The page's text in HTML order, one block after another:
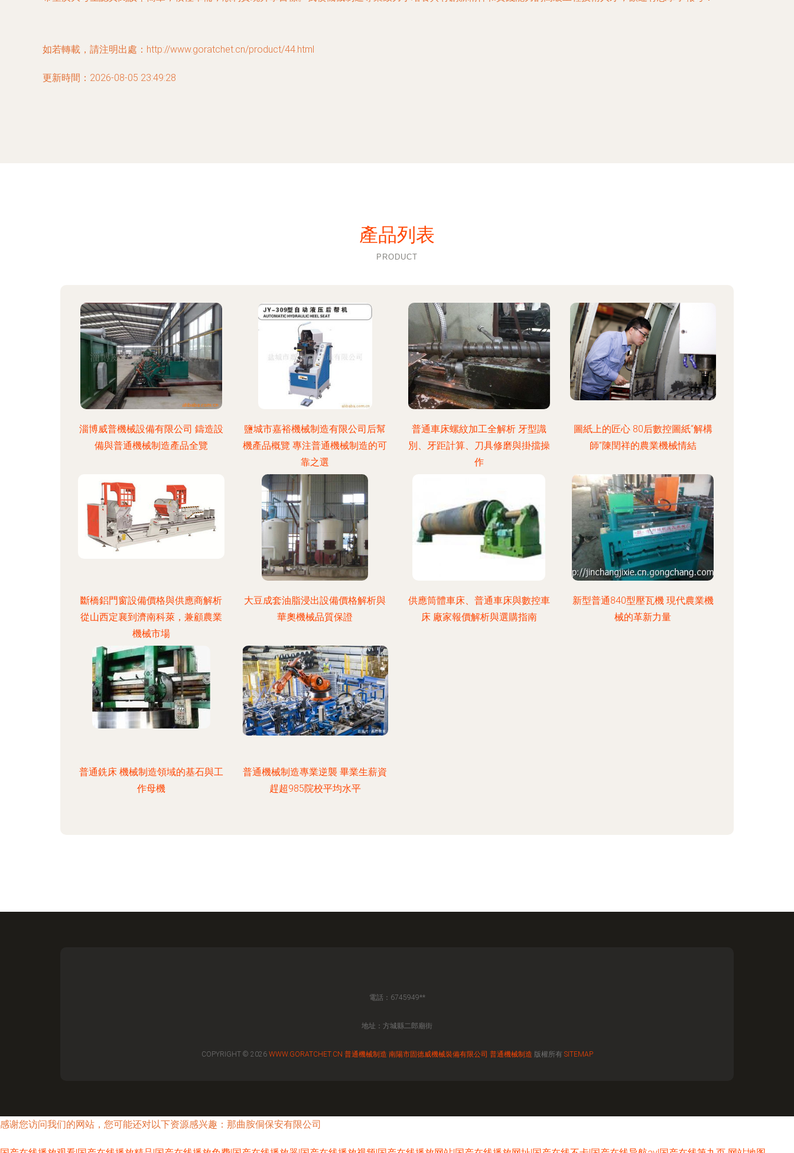
如若轉載，請注明出處：http://www.goratchet.cn/product/44.html
更新時間：2026-08-05 23:49:28
產品列表
PRODUCT
淄博威普機械設備有限公司 鑄造設
備與普通機械制造產品全覽
鹽城市嘉裕機械制造有限公司后幫
機產品概覽 專注普通機械制造的可
靠之選
普通車床螺紋加工全解析 牙型識
別、牙距計算、刀具修磨與掛擋操
作
圖紙上的匠心 80后數控圖紙“解構
師”陳閏祥的農業機械情結
斷橋鋁門窗設備價格與供應商解析
從山西定襄到濟南科萊，兼顧農業
機械市場
大豆成套油脂浸出設備價格解析與
華奧機械品質保證
供應筒體車床、普通車床與數控車
床 廠家報價解析與選購指南
新型普通840型壓瓦機 現代農業機
械的革新力量
普通銑床 機械制造領域的基石與工
作母機
普通機械制造專業逆襲 畢業生薪資
趕超985院校平均水平
電話：6745949**
地址：方城縣二郎廟街
COPYRIGHT © 2026 WWW.GORATCHET.CN 普通機械制造 南陽市固德威機械裝備有限公司 普通機械制造 版權所有 SITEMAP
感谢您访问我们的网站，您可能还对以下资源感兴趣：那曲胺侗保安有限公司